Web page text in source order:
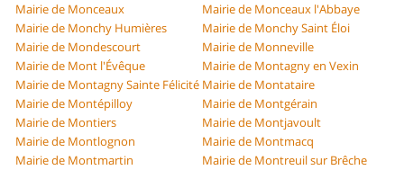
Mairie de Monceaux
Mairie de Monceaux l'Abbaye
Mairie de Monchy Humières
Mairie de Monchy Saint Éloi
Mairie de Mondescourt
Mairie de Monneville
Mairie de Mont l'Évêque
Mairie de Montagny en Vexin
Mairie de Montagny Sainte Félicité Mairie de Montataire
Mairie de Montépilloy
Mairie de Montgérain
Mairie de Montiers
Mairie de Montjavoult
Mairie de Montlognon
Mairie de Montmacq
Mairie de Montmartin
Mairie de Montreuil sur Brêche